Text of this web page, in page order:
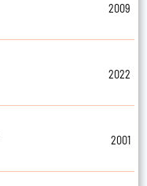
2009
2022
2001